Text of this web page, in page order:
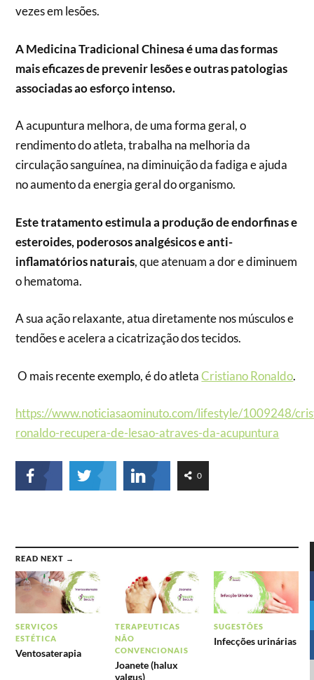
vezes em lesões.
A Medicina Tradicional Chinesa é uma das formas
mais eficazes de prevenir lesões e outras patologias
associadas ao esforço intenso.
A acupuntura melhora, de uma forma geral, o
rendimento do atleta, trabalha na melhoria da
circulação sanguínea, na diminuição da fadiga e ajuda
no aumento da energia geral do organismo.
Este tratamento estimula a produção de endorfinas e
esteroides, poderosos analgésicos e anti-
inflamatórios naturais, que atenuam a dor e diminuem
o hematoma.
A sua ação relaxante, atua diretamente nos músculos e
tendões e acelera a cicatrização dos tecidos.
O mais recente exemplo, é do atletaCristiano Ronaldo.
https://www.noticiasaominuto.com/lifestyle/1009248/
ronaldo-recupera-de-lesao-atraves-da-acupuntura
0
READ NEXT →
SERVIÇOS
ESTÉTICA
Ventosaterapia
TERAPEUTICAS
NÃO
CONVENCIONAIS
Joanete (halux
valgus)
SUGESTÕES
Infecções urinárias